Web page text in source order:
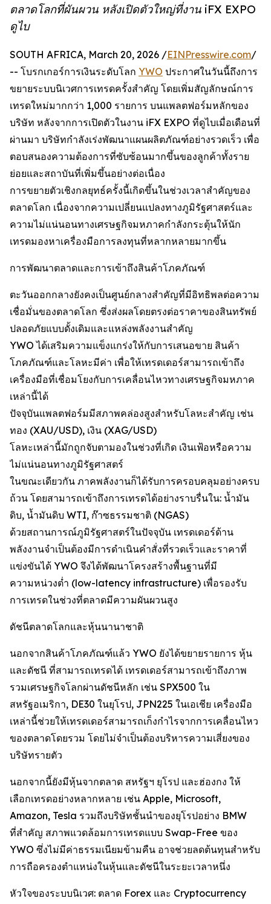
ตลาดโลกที่ผันผวน หลังเปิดตัวใหญ่ที่งาน iFX EXPO
ดูไบ
SOUTH AFRICA, March 20, 2026 /EINPresswire.com/
-- โบรกเกอร์การเงินระดับโลก YWO ประกาศในวันนี้ถึงการ
ขยายระบบนิเวศการเทรดครั้งสำคัญ โดยเพิ่มสัญลักษณ์การ
เทรดใหม่มากกว่า 1,000 รายการ บนแพลตฟอร์มหลักของ
บริษัท หลังจากการเปิดตัวในงาน iFX EXPO ที่ดูไบเมื่อเดือนที่
ผ่านมา บริษัทกำลังเร่งพัฒนาแผนผลิตภัณฑ์อย่างรวดเร็ว เพื่อ
ตอบสนองความต้องการที่ซับซ้อนมากขึ้นของลูกค้าทั้งราย
ย่อยและสถาบันที่เพิ่มขึ้นอย่างต่อเนื่อง
การขยายตัวเชิงกลยุทธ์ครั้งนี้เกิดขึ้นในช่วงเวลาสำคัญของ
ตลาดโลก เนื่องจากความเปลี่ยนแปลงทางภูมิรัฐศาสตร์และ
ความไม่แน่นอนทางเศรษฐกิจมหภาคกำลังกระตุ้นให้นัก
เทรดมองหาเครื่องมือการลงทุนที่หลากหลายมากขึ้น
การพัฒนาตลาดและการเข้าถึงสินค้าโภคภัณฑ์
ตะวันออกกลางยังคงเป็นศูนย์กลางสำคัญที่มีอิทธิพลต่อความ
เชื่อมั่นของตลาดโลก ซึ่งส่งผลโดยตรงต่อราคาของสินทรัพย์
ปลอดภัยแบบดั้งเดิมและแหล่งพลังงานสำคัญ
YWO ได้เสริมความแข็งแกร่งให้กับการเสนอขาย สินค้า
โภคภัณฑ์และโลหะมีค่า เพื่อให้เทรดเดอร์สามารถเข้าถึง
เครื่องมือที่เชื่อมโยงกับการเคลื่อนไหวทางเศรษฐกิจมหภาค
เหล่านี้ได้
ปัจจุบันแพลตฟอร์มมีสภาพคล่องสูงสำหรับโลหะสำคัญ เช่น
ทอง (XAU/USD), เงิน (XAG/USD)
โลหะเหล่านี้มักถูกจับตามองในช่วงที่เกิด เงินเฟ้อหรือความ
ไม่แน่นอนทางภูมิรัฐศาสตร์
ในขณะเดียวกัน ภาคพลังงานก็ได้รับการครอบคลุมอย่างครบ
ถ้วน โดยสามารถเข้าถึงการเทรดได้อย่างราบรื่นใน: น้ำมัน
ดิบ, น้ำมันดิบ WTI, ก๊าซธรรมชาติ (NGAS)
ด้วยสถานการณ์ภูมิรัฐศาสตร์ในปัจจุบัน เทรดเดอร์ด้าน
พลังงานจำเป็นต้องมีการดำเนินคำสั่งที่รวดเร็วและราคาที่
แข่งขันได้ YWO จึงได้พัฒนาโครงสร้างพื้นฐานที่มี
ความหน่วงต่ำ (low-latency infrastructure) เพื่อรองรับ
การเทรดในช่วงที่ตลาดมีความผันผวนสูง
ดัชนีตลาดโลกและหุ้นนานาชาติ
นอกจากสินค้าโภคภัณฑ์แล้ว YWO ยังได้ขยายรายการ หุ้น
และดัชนี ที่สามารถเทรดได้ เทรดเดอร์สามารถเข้าถึงภาพ
รวมเศรษฐกิจโลกผ่านดัชนีหลัก เช่น SPX500 ใน
สหรัฐอเมริกา, DE30 ในยุโรป, JPN225 ในเอเชีย เครื่องมือ
เหล่านี้ช่วยให้เทรดเดอร์สามารถเก็งกำไรจากการเคลื่อนไหว
ของตลาดโดยรวม โดยไม่จำเป็นต้องบริหารความเสี่ยงของ
บริษัทรายตัว
นอกจากนี้ยังมีหุ้นจากตลาด สหรัฐฯ ยุโรป และฮ่องกง ให้
เลือกเทรดอย่างหลากหลาย เช่น Apple, Microsoft,
Amazon, Tesla รวมถึงบริษัทชั้นนำของยุโรปอย่าง BMW
ที่สำคัญ สภาพแวดล้อมการเทรดแบบ Swap-Free ของ
YWO ซึ่งไม่มีค่าธรรมเนียมข้ามคืน อาจช่วยลดต้นทุนสำหรับ
การถือครองตำแหน่งในหุ้นและดัชนีในระยะเวลาหนึ่ง
หัวใจของระบบนิเวศ: ตลาด Forex และ Cryptocurrency